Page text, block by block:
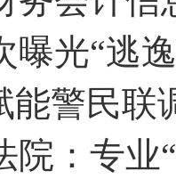
曝光“逃
能警民联
院：专业